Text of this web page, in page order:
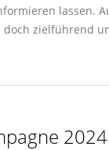
lassen.
zielführend